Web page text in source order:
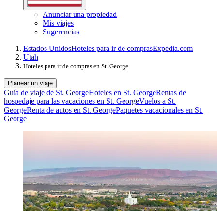
Anunciar una propiedad
Mis viajes
Sugerencias
Estados UnidosHoteles para ir de comprasExpedia.com
Utah
Hoteles para ir de compras en St. George
Planear un viaje
Guía de viaje de St. GeorgeHoteles en St. GeorgeRentas de
hospedaje para las vacaciones en St. GeorgeVuelos a St.
GeorgeRenta de autos en St. GeorgePaquetes vacacionales en St.
George